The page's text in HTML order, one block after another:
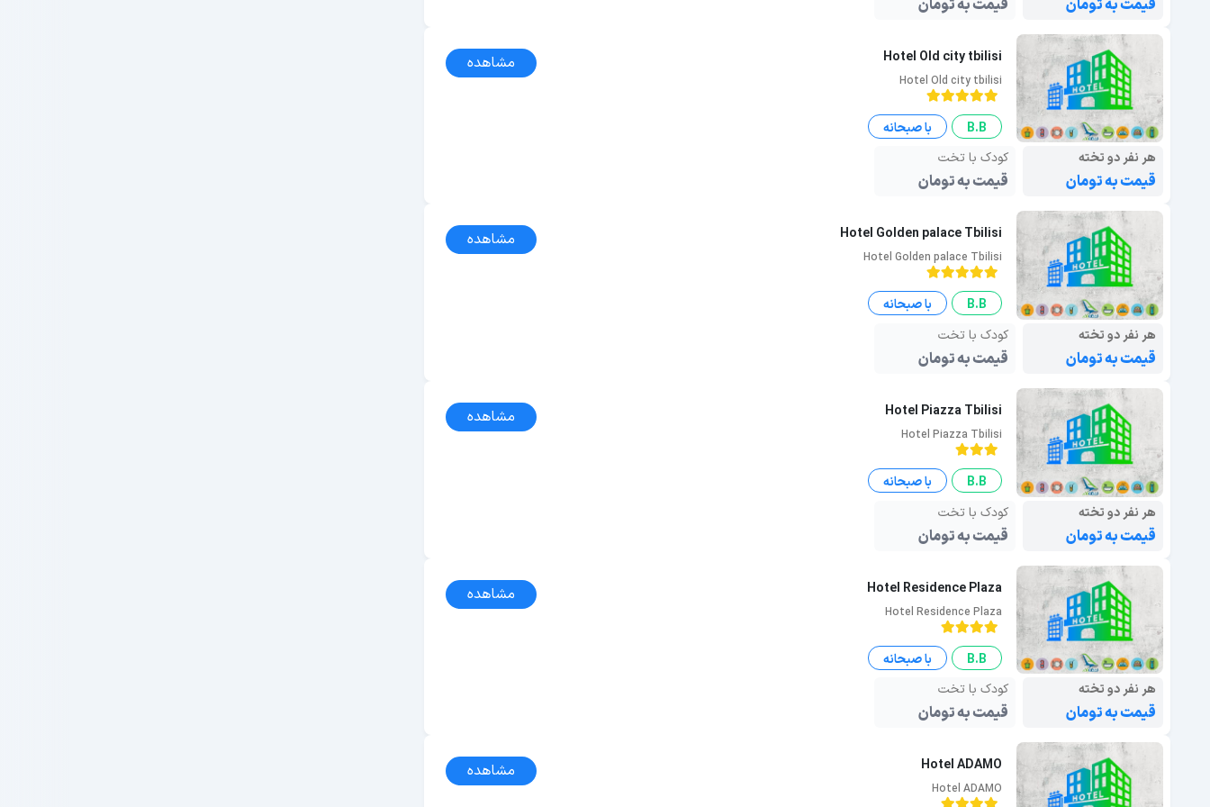
قیمت به تومان قیمت به تومان
Hotel Old city tbilisi
Hotel Old city tbilisi
مشاهده
B.B
با صبحانه
هر نفر دو تخته
قیمت به تومان
کودک با تخت
قیمت به تومان
Hotel Golden palace Tbilisi
Hotel Golden palace Tbilisi
مشاهده
B.B
با صبحانه
هر نفر دو تخته
قیمت به تومان
کودک با تخت
قیمت به تومان
Hotel Piazza Tbilisi
Hotel Piazza Tbilisi
مشاهده
B.B
با صبحانه
هر نفر دو تخته
قیمت به تومان
کودک با تخت
قیمت به تومان
Hotel Residence Plaza
Hotel Residence Plaza
مشاهده
B.B
با صبحانه
هر نفر دو تخته
قیمت به تومان
کودک با تخت
قیمت به تومان
Hotel ADAMO
Hotel ADAMO
مشاهده